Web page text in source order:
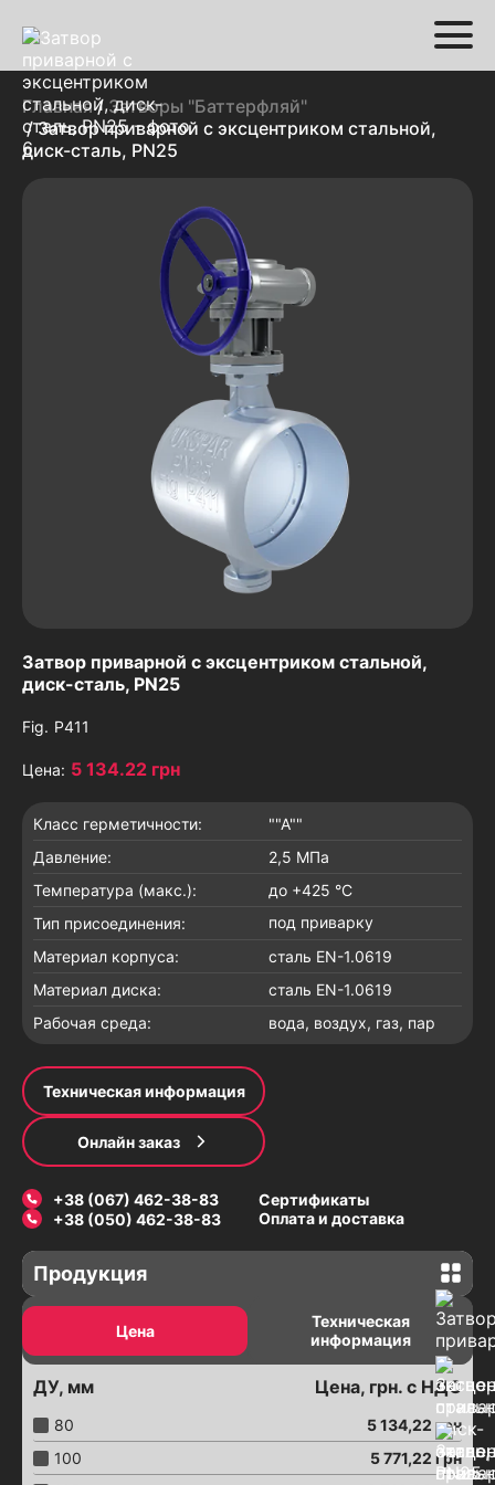
Главная/Затворы "Баттерфляй"
/ Затвор приварной с эксцентриком стальной,
диск-сталь, PN25
Затвор приварной с эксцентриком стальной,
диск-сталь, PN25
Fig. P411
Цена: 5 134.22 грн
Класс герметичности:
""A""
Давление:
2,5 МПа
Температура (макс.):
до +425 °C
Тип присоединения:
под приварку
Материал корпуса:
сталь EN-1.0619
Материал диска:
сталь EN-1.0619
Рабочая среда:
вода, воздух, газ, пар
Техническая информация
Онлайн заказ
+38 (067) 462-38-83
+38 (050) 462-38-83
Сертификаты
Оплата и доставка
Продукция
Задвижки
Задвижки с электроприводом
Задвижки шиберные с электроприводом
Задвижки с пневмоприводом
Соединение трубопроводов
Хомуты ремонтные
Цена
Техническая
информация
ДУ, мм Цена, грн. с НДС
80 5 134,22 грн
100
5 771,22 грн